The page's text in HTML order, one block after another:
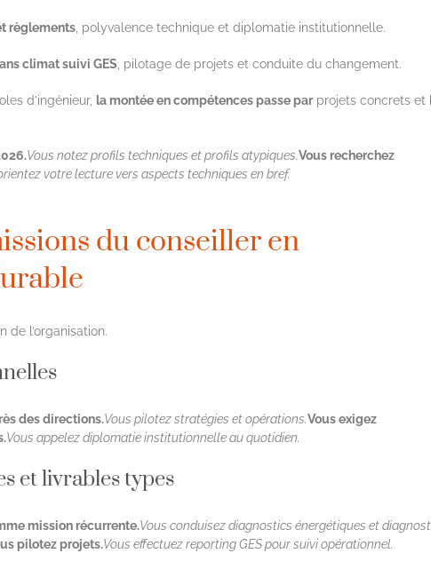
règlements , polyvalence technique et diplomatie institutionnelle.
climat suivi GES , pilotage de projets et conduite du changement.
d’ingénieur, la montée en compétences passe parprojets concrets et
Vous notez profils techniques et profils atypiques.Vous recherchez
votre lecture vers aspects techniques en bref.
du conseiller en
de l’organisation.
des directions.Vous pilotez stratégies et opérations.Vous exigez
Vous appelez diplomatie institutionnelle au quotidien.
et livrables types
mission récurrente.Vous conduisez diagnostics énergétiques et
pilotez projets.Vous effectuez reporting GES pour suivi opérationnel.